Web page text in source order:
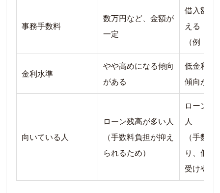
事務手数料
数万円など、金額が
一定
借入額に
える
（例：
金利水準
やや高めになる傾向
がある
低金利で
傾向があ
向いている人
ローン残高が多い人
（手数料負担が抑え
られるため）
ローン残
人
（手数
り、低金
受けやす